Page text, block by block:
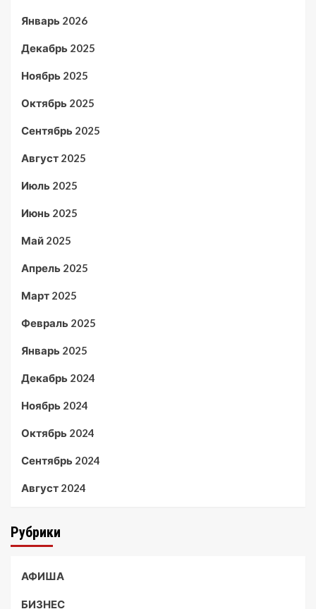
Январь 2026
Декабрь 2025
Ноябрь 2025
Октябрь 2025
Сентябрь 2025
Август 2025
Июль 2025
Июнь 2025
Май 2025
Апрель 2025
Март 2025
Февраль 2025
Январь 2025
Декабрь 2024
Ноябрь 2024
Октябрь 2024
Сентябрь 2024
Август 2024
Рубрики
АФИША
БИЗНЕС